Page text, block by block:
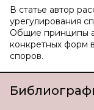
В статье автор
урегулирования
Общие принципы
конкретных форм
споров.